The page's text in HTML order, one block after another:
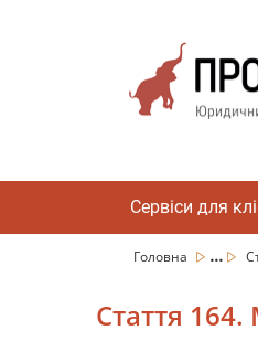
Сервіси для
Головна ...
Стаття